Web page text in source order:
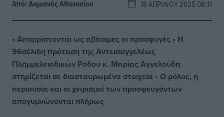
Από:Δαμιανός Αθανασίου 18 ΑΠΡΙΛΊΟΥ 2025 08:11
• Απορρίπτονται ως αβάσιμες οι προσφυγές • Η
96σέλιδη πρόταση της Αντεισαγγελέως
Πλημμελειοδικών Ρόδου κ. Μαρίας Αγγελούδη
στηρίζεται σε διασταυρωμένα στοιχεία • Ο ρόλος, η
περιουσία και οι χειρισμοί των προσφευγόντων
απογυμνώνονται πλήρως